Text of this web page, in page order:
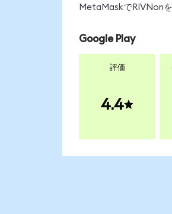
MetaMaskでRIVNon
Google Play
評価
4.4